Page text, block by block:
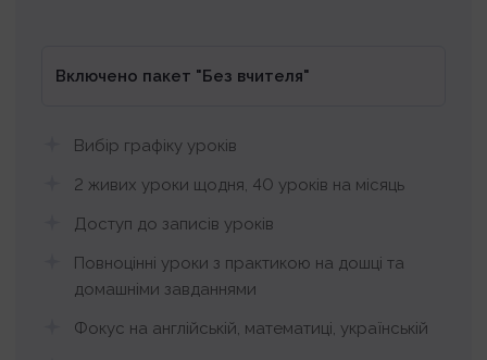
Включено пакет "Без вчителя"
Вибір графіку уроків
2 живих уроки щодня, 40 уроків на місяць
Доступ до записів уроків
Повноцінні уроки з практикою на дошці та
домашніми завданнями
Фокус на англійській, математиці, українській